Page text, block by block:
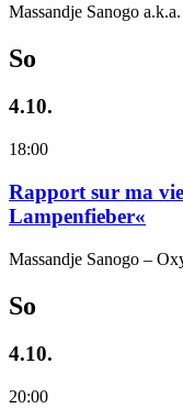
Massandje Sanogo
So
4.10.
18:00
Rapport sur ma
Lampenfieber«
Massandje Sanogo –
So
4.10.
20:00